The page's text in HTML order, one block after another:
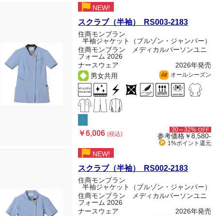
NEW!
スクラブ（半袖） RS003-2183
住商モンブラン
半袖ジャケット（ブルゾン・ジャンパー）
住商モンブラン メディカルパーソンユニ
フォーム 2026
ナースウェア
2026年発売
男女共用
All オールシーズン
￥6,006(税込)
30～32% OFF
参考価格￥8,580-
1%ポイント 還元
NEW!
スクラブ（半袖） RS002-2183
住商モンブラン
半袖ジャケット（ブルゾン・ジャンパー）
住商モンブラン メディカルパーソンユニ
フォーム 2026
ナースウェア
2026年発売